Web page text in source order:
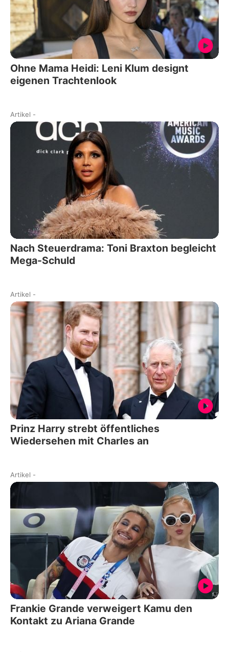
Ohne Mama Heidi: Leni Klum designt
eigenen Trachtenlook
Artikel -
Nach Steuerdrama: Toni Braxton begleicht
Mega-Schuld
Artikel -
Prinz Harry strebt öffentliches
Wiedersehen mit Charles an
Artikel -
Frankie Grande verweigert Kamu den
Kontakt zu Ariana Grande